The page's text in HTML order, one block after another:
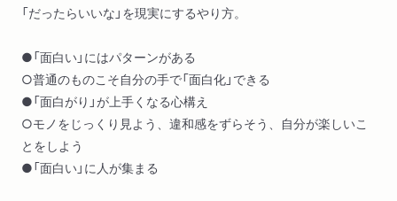
「だったらいいな」を現実にするやり方。
●「面白い」にはパターンがある
○普通のものこそ自分の手で「面白化」できる
●「面白がり」が上手くなる心構え
○モノをじっくり見よう、違和感をずらそう、自分が楽しいこ
とをしよう
●「面白い」に人が集まる